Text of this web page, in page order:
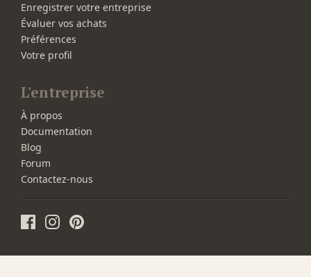
Enregistrer votre entreprise
Évaluer vos achats
Préférences
Votre profil
L'entreprise
À propos
Documentation
Blog
Forum
Contactez-nous